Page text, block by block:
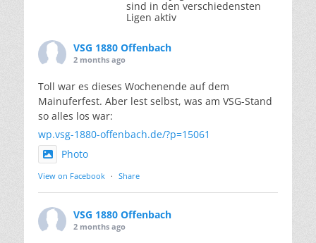
sind in den verschiedensten
Ligen aktiv
VSG 1880 Offenbach
2 months ago
Toll war es dieses Wochenende auf dem
Mainuferfest. Aber lest selbst, was am VSG-Stand
so alles los war:
wp.vsg-1880-offenbach.de/?p=15061
Photo
View on Facebook · Share
VSG 1880 Offenbach
2 months ago